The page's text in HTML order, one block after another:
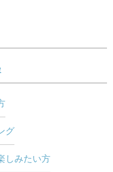
グ
しみたい方